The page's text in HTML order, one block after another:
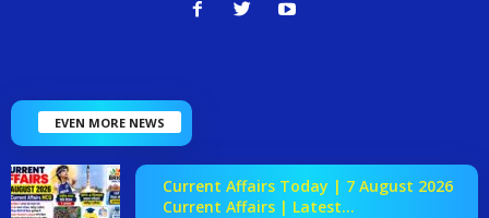
EVEN MORE NEWS
Current Affairs Today | 7 August 2026
Current Affairs | Latest...